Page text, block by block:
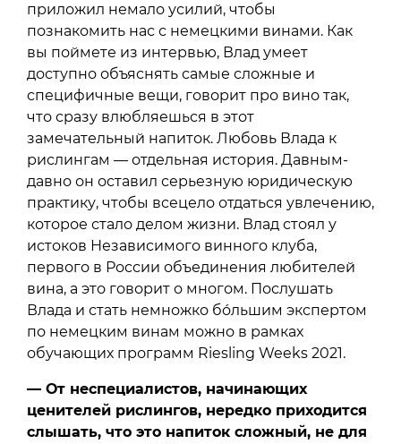
приложил немало усилий, чтобы
познакомить нас с немецкими винами. Как
вы поймете из интервью, Влад умеет
доступно объяснять самые сложные и
специфичные вещи, говорит про вино так,
что сразу влюбляешься в этот
замечательный напиток. Любовь Влада к
рислингам — отдельная история. Давным-
давно он оставил серьезную юридическую
практику, чтобы всецело отдаться увлечению,
которое стало делом жизни. Влад стоял у
истоков Независимого винного клуба,
первого в России объединения любителей
вина, а это говорит о многом. Послушать
Влада и стать немножко бóльшим экспертом
по немецким винам можно в рамках
обучающих программ Riesling Weeks 2021.
— От неспециалистов, начинающих
ценителей рислингов, нередко приходится
слышать, что это напиток сложный, не для